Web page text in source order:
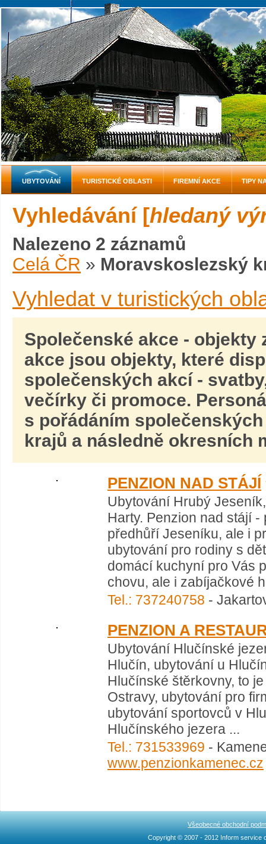
Vyhledávání [hledaný
Nalezeno 2 záznamů
Celá ČR » Moravskoslezský
Vyhledat v turistických
Společenské akce - objekty
akce jsou objekty, které
společenských akcí -
večírky či promoce.
s pořádáním
krajů a následně okresních
PENZION NAD STÁJÍ
Ubytování Hrubý
Harty. Penzion nad stájí
předhůří Jeseníku, ale i
ubytování pro rodiny s
domácí kuchyní pro Vás
chovu, ale i zabíjačkové
Tel.: 737240758 -
PENZION A
Ubytování Hlučínské
Hlučín, ubytování u
Hlučínské štěrkovny, to
Ostravy, ubytování pro
ubytování sportovců v
Hlučínského jezera ...
Tel.: 731533969 -
www.penzionkamenec.cz
UBYTOVÁNÍ TURISTICKÉ OBLASTI FIREMNÍ AKCE TIPY
Všeobecné obchodní
Copyright © 2007 - 2012 Inform service